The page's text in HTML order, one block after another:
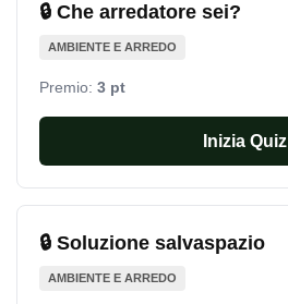
🔒 Che arredatore sei?
AMBIENTE E ARREDO
Premio: 3 pt
Inizia Quiz
🔒 Soluzione salvaspazio
AMBIENTE E ARREDO